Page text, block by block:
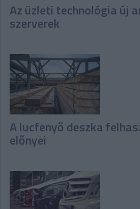
Az üzleti technológia új
szerverek
A lucfenyő deszka
előnyei